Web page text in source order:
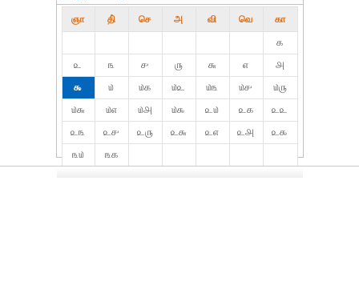
ஞா தி் செ அ வி வெ கா
௧
௨
௩ ௪ ௫ ௬ ௭
௮
௯
௰ ௰௧ ௰௨ ௰௩ ௰௪
௰௫
௰௬
௰௭ ௰௮ ௰௯ ௨௰ ௨௧
௨௨
௨௩
௨௪ ௨௫ ௨௬ ௨௭ ௨௮
௨௯
௩௰
௩௧